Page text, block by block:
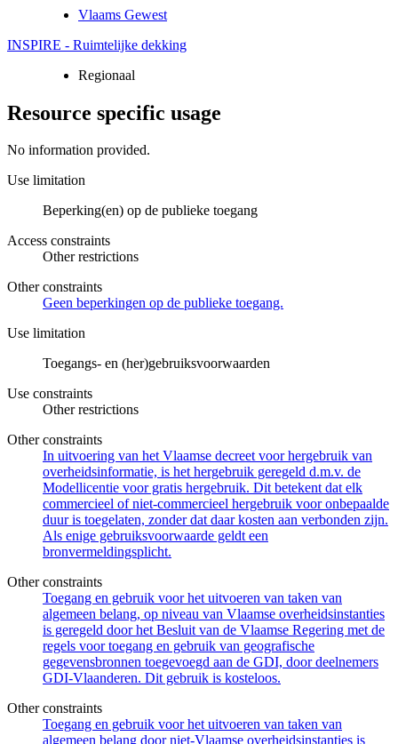
Vlaams Gewest
INSPIRE - Ruimtelijke dekking
Regionaal
Resource specific usage
No information provided.
Use limitation
Beperking(en) op de publieke toegang
Access constraints
Other restrictions
Other constraints
Geen beperkingen op de publieke toegang.
Use limitation
Toegangs- en (her)gebruiksvoorwaarden
Use constraints
Other restrictions
Other constraints
In uitvoering van het Vlaamse decreet voor hergebruik van
overheidsinformatie, is het hergebruik geregeld d.m.v. de
Modellicentie voor gratis hergebruik. Dit betekent dat elk
commercieel of niet-commercieel hergebruik voor onbepaalde
duur is toegelaten, zonder dat daar kosten aan verbonden zijn.
Als enige gebruiksvoorwaarde geldt een
bronvermeldingsplicht.
Other constraints
Toegang en gebruik voor het uitvoeren van taken van
algemeen belang, op niveau van Vlaamse overheidsinstanties
is geregeld door het Besluit van de Vlaamse Regering met de
regels voor toegang en gebruik van geografische
gegevensbronnen toegevoegd aan de GDI, door deelnemers
GDI-Vlaanderen. Dit gebruik is kosteloos.
Other constraints
Toegang en gebruik voor het uitvoeren van taken van
algemeen belang door niet-Vlaamse overheidsinstanties is